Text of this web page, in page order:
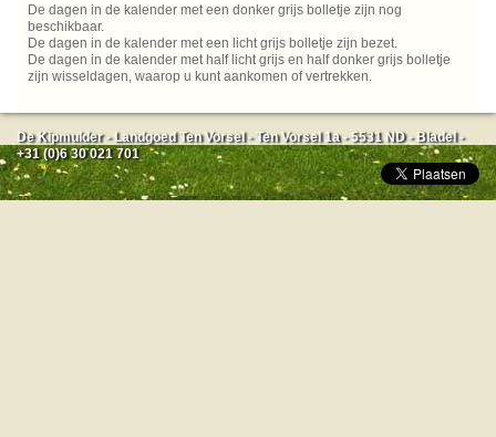
De dagen in de kalender met een donker grijs bolletje zijn nog
beschikbaar.
De dagen in de kalender met een licht grijs bolletje zijn bezet.
De dagen in de kalender met half licht grijs en half donker grijs bolletje
zijn wisseldagen, waarop u kunt aankomen of vertrekken.
De Kipmulder - Landgoed Ten Vorsel - Ten Vorsel 1a - 5531 ND - Bladel -
+31 (0)6 30 021 701